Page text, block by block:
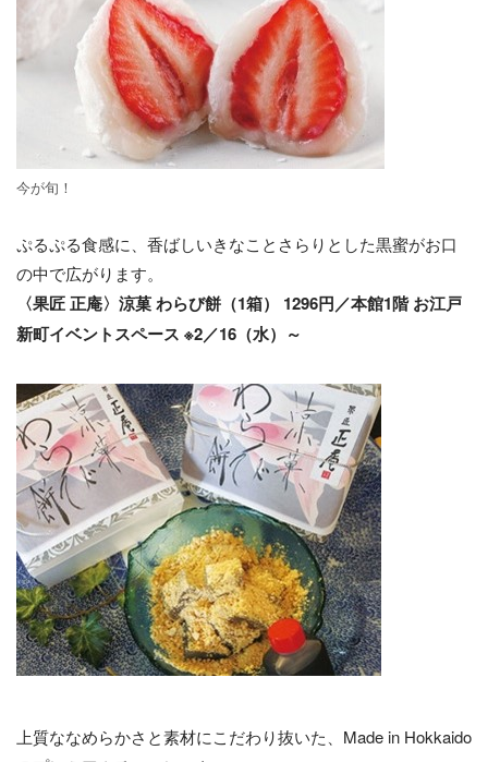
今が旬！
ぷるぷる食感に、香ばしいきなことさらりとした黒蜜がお口
の中で広がります。
〈果匠 正庵〉涼菓 わらび餅（1箱） 1296円／本館1階 お江戸
新町イベントスペース ※2／16（水）～
上質ななめらかさと素材にこだわり抜いた、Made in Hokkaido